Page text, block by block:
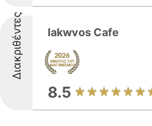
Διακριθέντες Iakwvos Cafe
8.5